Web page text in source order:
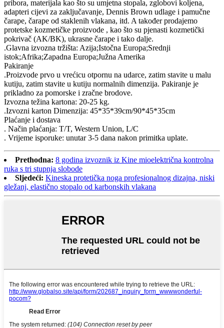
pribora, materijala kao što su umjetna stopala, zglobovi koljena,
adapteri cijevi za zaključavanje, Dennis Brown udlage i pamučne
čarape, čarape od staklenih vlakana, itd. A također prodajemo
protetske kozmetičke proizvode , kao što su pjenasti kozmetički
pokrivač (AK/BK), ukrasne čarape i tako dalje.
.Glavna izvozna tržišta: Azija;Istočna Europa;Srednji
istok;Afrika;Zapadna Europa;Južna Amerika
Pakiranje
.Proizvode prvo u vrećicu otpornu na udarce, zatim stavite u malu
kutiju, zatim stavite u kutiju normalnih dimenzija. Pakiranje je
prikladno za pomorske i zračne brodove.
Izvozna težina kartona: 20-25 kg.
.Izvozni karton Dimenzija: 45*35*39cm/90*45*35cm
Plaćanje i dostava
. Način plaćanja: T/T, Western Union, L/C
. Vrijeme isporuke: unutar 3-5 dana nakon primitka uplate.
Prethodna: 8 godina izvoznik iz Kine mioelektrična kontrolna
ruka s tri stupnja slobode
Sljedeći: Kineska protetička noga profesionalnog dizajna, niski
gležanj, elastično stopalo od karbonskih vlakana